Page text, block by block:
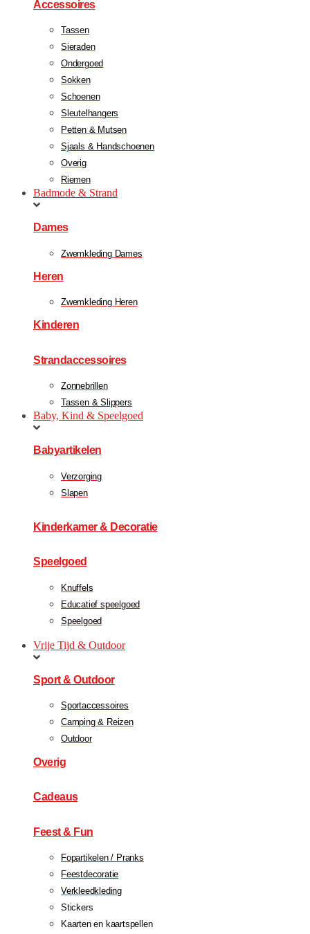
Accessoires
Tassen
Sieraden
Ondergoed
Sokken
Schoenen
Sleutelhangers
Petten & Mutsen
Sjaals & Handschoenen
Overig
Riemen
Badmode & Strand
Dames
Zwemkleding Dames
Heren
Zwemkleding Heren
Kinderen
Strandaccessoires
Zonnebrillen
Tassen & Slippers
Baby, Kind & Speelgoed
Babyartikelen
Verzorging
Slapen
Kinderkamer & Decoratie
Speelgoed
Knuffels
Educatief speelgoed
Speelgoed
Vrije Tijd & Outdoor
Sport & Outdoor
Sportaccessoires
Camping & Reizen
Outdoor
Overig
Cadeaus
Feest & Fun
Fopartikelen / Pranks
Feestdecoratie
Verkleedkleding
Stickers
Kaarten en kaartspellen